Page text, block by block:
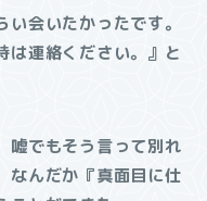
会いたかったです。
は連絡ください。』と
嘘でもそう言って別れ
なんだか『真面目に仕